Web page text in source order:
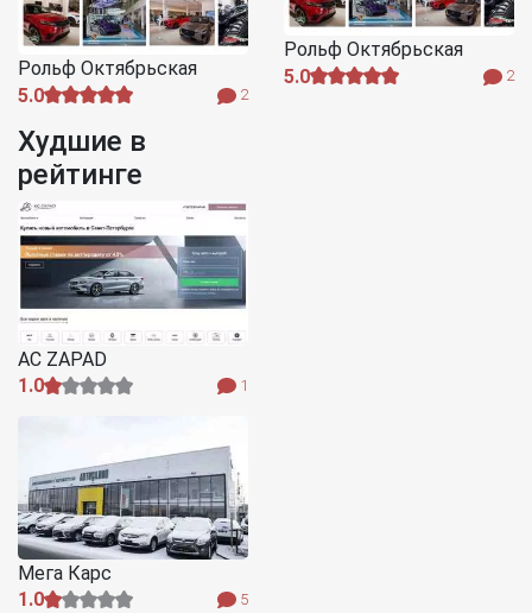
Рольф Октябрьская
5.0
2
Рольф Октябрьская
5.0
2
Худшие в
рейтинге
AC ZAPAD
1.0
1
Мега Карс
1.0
5